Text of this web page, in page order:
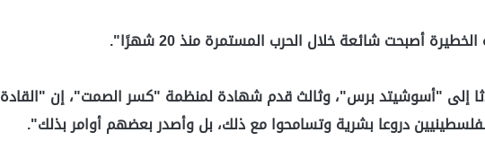
أصبحت شائعة خلال الحرب المستمرة منذ 20 شهرًا".
إلى "أسوشيتد برس"، وثالث قدم شهادة لمنظمة "كسر الصمت"، إن "القادة
دروعا بشرية وتسامحوا مع ذلك، بل وأصدر بعضهم أوامر بذلك".